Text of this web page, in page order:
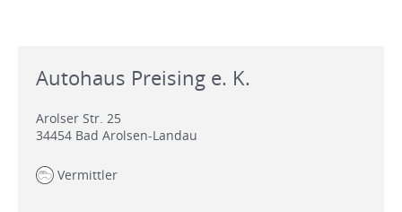
Autohaus Preising e. K.
Arolser Str. 25
34454 Bad Arolsen-Landau
Vermittler